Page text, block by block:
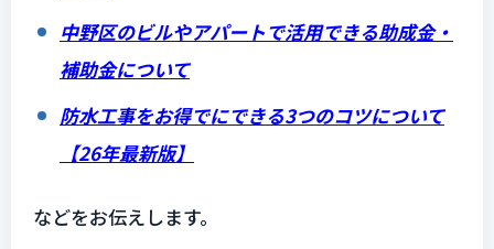
中野区のビルやアパートで活用できる助成金・
補助金について
防水工事をお得でにできる3つのコツについて
【26年最新版】
などをお伝えします。